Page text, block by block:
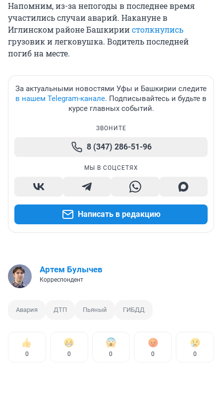
Напомним, из-за непогоды в последнее время
участились случаи аварий. Накануне в
Иглинском районе Башкириистолкнулись
грузовик и легковушка. Водитель последней
погиб на месте.
За актуальными новостями Уфы и Башкирии следите
в нашем Telegram-канале. Подписывайтесь и будьте в
курсе главных событий.
ЗВОНИТЕ
8 (347) 286-51-96
МЫ В СОЦСЕТЯХ
Написать в редакцию
Артем Булычев
Корреспондент
Авария ДТП Пьяный ГИБДД
0 0 0 0 0